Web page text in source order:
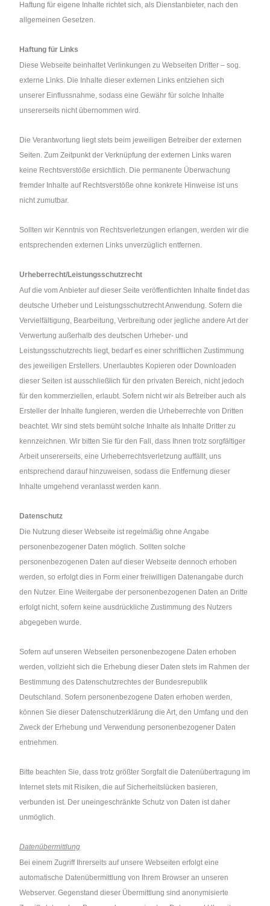
Haftung für eigene Inhalte richtet sich, als Dienstanbieter, nach den
allgemeinen Gesetzen.
Haftung für Links
Diese Webseite beinhaltet Verlinkungen zu Webseiten Dritter – sog.
externe Links. Die Inhalte dieser externen Links entziehen sich
unserer Einflussnahme, sodass eine Gewähr für solche Inhalte
unsererseits nicht übernommen wird.
Die Verantwortung liegt stets beim jeweiligen Betreiber der externen
Seiten. Zum Zeitpunkt der Verknüpfung der externen Links waren
keine Rechtsverstöße ersichtlich. Die permanente Überwachung
fremder Inhalte auf Rechtsverstöße ohne konkrete Hinweise ist uns
nicht zumutbar.
Sollten wir Kenntnis von Rechtsverletzungen erlangen, werden wir die
entsprechenden externen Links unverzüglich entfernen.
Urheberrecht/Leistungsschutzrecht
Auf die vom Anbieter auf dieser Seite veröffentlichten Inhalte findet das
deutsche Urheber und Leistungsschutzrecht Anwendung. Sofern die
Vervielfältigung, Bearbeitung, Verbreitung oder jegliche andere Art der
Verwertung außerhalb des deutschen Urheber- und
Leistungsschutzrechts liegt, bedarf es einer schriftlichen Zustimmung
des jeweiligen Erstellers. Unerlaubtes Kopieren oder Downloaden
dieser Seiten ist ausschließlich für den privaten Bereich, nicht jedoch
für den kommerziellen, erlaubt. Sofern nicht wir als Betreiber auch als
Ersteller der Inhalte fungieren, werden die Urheberrechte von Dritten
beachtet. Wir sind stets bemüht solche Inhalte als Inhalte Dritter zu
kennzeichnen. Wir bitten Sie für den Fall, dass Ihnen trotz sorgfältiger
Arbeit unsererseits, eine Urheberrechtsverletzung auffällt, uns
entsprechend darauf hinzuweisen, sodass die Entfernung dieser
Inhalte umgehend veranlasst werden kann.
Datenschutz
Die Nutzung dieser Webseite ist regelmäßig ohne Angabe
personenbezogener Daten möglich. Sollten solche
personenbezogenen Daten auf dieser Webseite dennoch erhoben
werden, so erfolgt dies in Form einer freiwilligen Datenangabe durch
den Nutzer. Eine Weitergabe der personenbezogenen Daten an Dritte
erfolgt nicht, sofern keine ausdrückliche Zustimmung des Nutzers
abgegeben wurde.
Sofern auf unseren Webseiten personenbezogene Daten erhoben
werden, vollzieht sich die Erhebung dieser Daten stets im Rahmen der
Bestimmung des Datenschutzrechtes der Bundesrepublik
Deutschland. Sofern personenbezogene Daten erhoben werden,
können Sie dieser Datenschutzerklärung die Art, den Umfang und den
Zweck der Erhebung und Verwendung personenbezogener Daten
entnehmen.
Bitte beachten Sie, dass trotz größter Sorgfalt die Datenübertragung im
Internet stets mit Risiken, die auf Sicherheitslücken basieren,
verbunden ist. Der uneingeschränkte Schutz von Daten ist daher
unmöglich.
Datenübermittlung
Bei einem Zugriff Ihrerseits auf unsere Webseiten erfolgt eine
automatische Datenübermittlung von Ihrem Browser an unseren
Webserver. Gegenstand dieser Übermittlung sind anonymisierte